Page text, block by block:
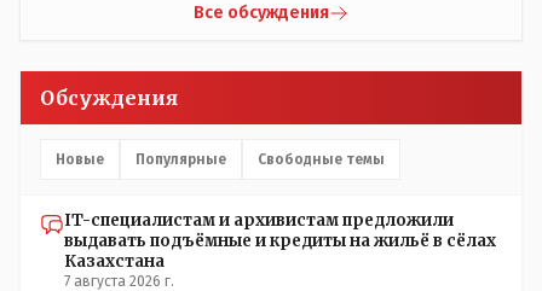
прислали ему в виде аудиосообщений, пишет, что
настоящему времени их установили только в
помещениях, предназначенных для административно-
установлены кондиционеры, питьевой и температурный
противоречие. Вы считаете иначе?
Все обсуждения
Обсуждения
Новые Популярные Свободные темы
IT-специалистам и архивистам предложили
выдавать подъёмные и кредиты на жильё в сёлах
Казахстана
7 августа 2026 г.